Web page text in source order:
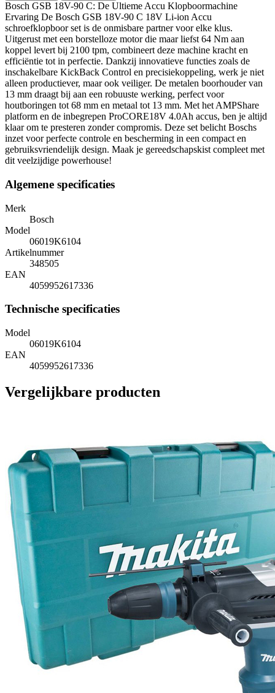
Bosch GSB 18V-90 C: De Ultieme Accu Klopboormachine
Ervaring De Bosch GSB 18V-90 C 18V Li-ion Accu
schroefklopboor set is de onmisbare partner voor elke klus.
Uitgerust met een borstelloze motor die maar liefst 64 Nm aan
koppel levert bij 2100 tpm, combineert deze machine kracht en
efficiëntie tot in perfectie. Dankzij innovatieve functies zoals de
inschakelbare KickBack Control en precisiekoppeling, werk je niet
alleen productiever, maar ook veiliger. De metalen boorhouder van
13 mm draagt bij aan een robuuste werking, perfect voor
houtboringen tot 68 mm en metaal tot 13 mm. Met het AMPShare
platform en de inbegrepen ProCORE18V 4.0Ah accus, ben je altijd
klaar om te presteren zonder compromis. Deze set belicht Boschs
inzet voor perfecte controle en bescherming in een compact en
gebruiksvriendelijk design. Maak je gereedschapskist compleet met
dit veelzijdige powerhouse!
Algemene specificaties
Merk
Bosch
Model
06019K6104
Artikelnummer
348505
EAN
4059952617336
Technische specificaties
Model
06019K6104
EAN
4059952617336
Vergelijkbare producten